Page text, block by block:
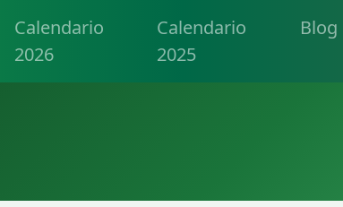
Calendario
2026
Calendario
2025
Blog